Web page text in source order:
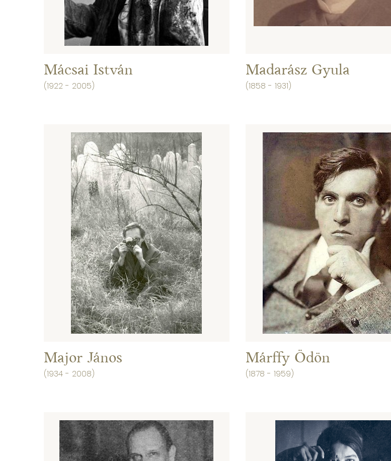
Mácsai István
(1922 - 2005)
Madarász Gyula
(1858 - 1931)
Major János
(1934 - 2008)
Márffy Ödön
(1878 - 1959)